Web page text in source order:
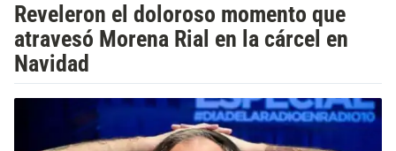
Reveleron el doloroso momento que
atravesó Morena Rial en la cárcel en
Navidad